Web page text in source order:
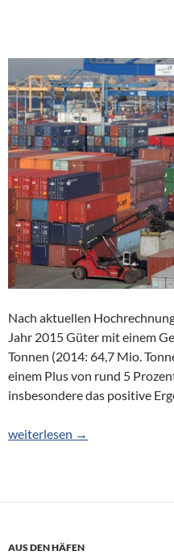
Nach aktuellen
Jahr 2015 Güter mit einem
Tonnen (2014: 64,7 Mio.
einem Plus von rund 5
insbesondere das positive
duisport steigert
weiterlesen →
AUS DEN HÄFEN